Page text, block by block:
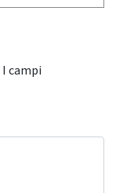
I campi